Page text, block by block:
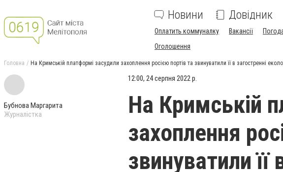
Новини Довідник
Оплатить коммуналку Вакансії
Оголошення
Головна На Кримській платформі засудили захоплення росією портів та звинуватили її в загостренні
Бубнова Маргарита
Журналістка
12:00, 24 серпня 2022 р.
На Кримській
захоплення
звинуватили її